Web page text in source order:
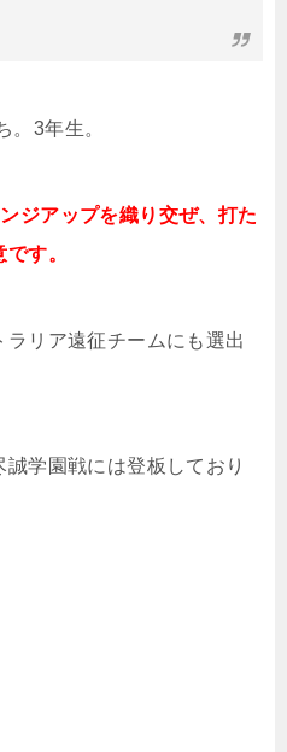
。 3年生。
ジアップを織り交ぜ、打た
す。
リア遠征チームにも選出
学園戦には登板しており